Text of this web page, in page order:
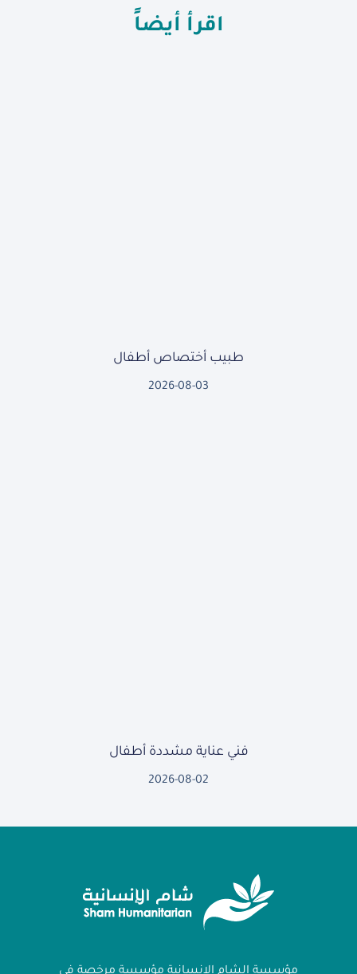
اقرأ أيضاً
طبيب أختصاص أطفال
2026-08-03
فني عناية مشددة أطفال
2026-08-02